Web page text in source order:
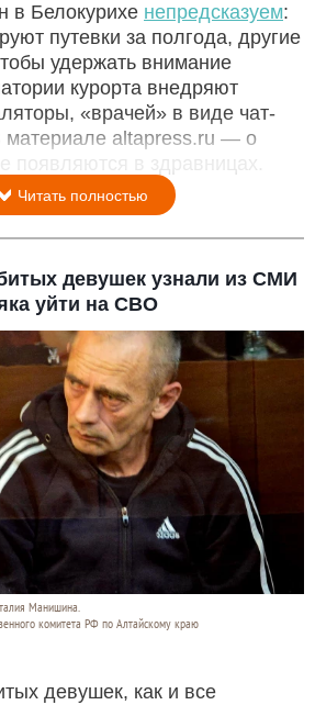
в Белокурихе непредсказуем:
путевки за полгода, другие
удержать внимание
курорта внедряют
«врачей» в виде чат-
материале altapress.ru — о
появляются в здравницах.
Читать полностью
девушек узнали из СМИ
уйти на СВО
Манишина.
комитета РФ по Алтайскому краю
девушек, как и все